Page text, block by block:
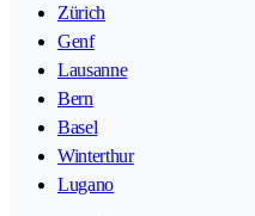
Zürich
Genf
Lausanne
Bern
Basel
Winterthur
Lugano